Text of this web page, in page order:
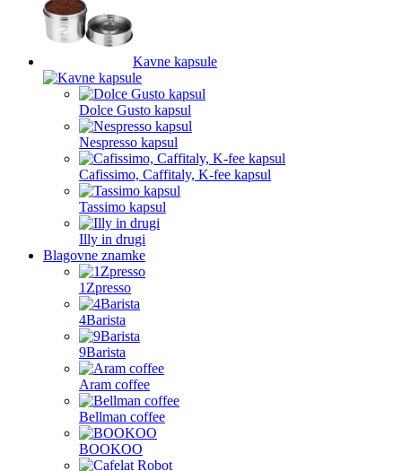
Kavne kapsule
Dolce Gusto kapsul
Nespresso kapsul
Cafissimo, Caffitaly, K-fee kapsul
Tassimo kapsul
Illy in drugi
Blagovne znamke
1Zpresso
4Barista
9Barista
Aram coffee
Bellman coffee
BOOKOO